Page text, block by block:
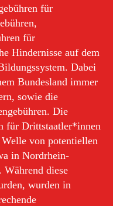
für
für
Hindernisse auf dem
Dabei
Bundesland immer
sowie die
Die
für Drittstaatler*innen
von potentiellen
in Nordrhein-
Während diese
wurden in